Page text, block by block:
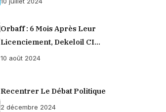
Orbaff : 6 Mois Après Leur
Licenciement, Dekeloil CI
Propose À Ses Ex-Ouvriers Un
10 août 2024
Recentrer Le Débat Politique
2 décembre 2024